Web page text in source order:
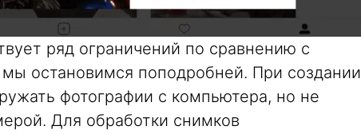
ряд ограничений по сравнению с
остановимся поподробней. При создании
фотографии с компьютера, но не
Для обработки снимков